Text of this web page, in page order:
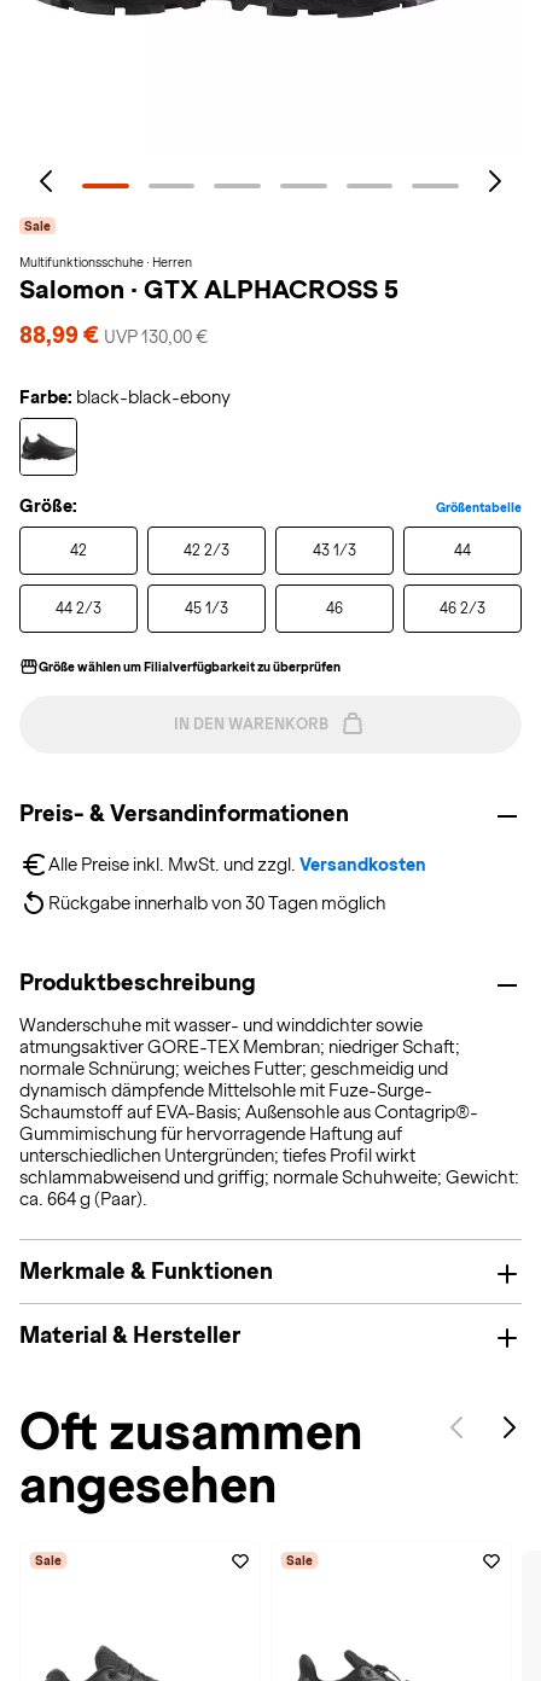
Sale
Multifunktionsschuhe · Herren
Salomon · GTX ALPHACROSS 5
88,99 € UVP 130,00 €
Farbe: black-black-ebony
Größe: Größentabelle
42 42 2/3 43 1/3 44
44 2/3 45 1/3 46 46 2/3
Größe wählen um Filialverfügbarkeit zu überprüfen
IN DEN WARENKORB
Preis- & Versandinformationen
Alle Preise inkl. MwSt. und zzgl. Versandkosten
Rückgabe innerhalb von 30 Tagen möglich
Produktbeschreibung
Wanderschuhe mit wasser- und winddichter sowie
atmungsaktiver GORE-TEX Membran; niedriger Schaft;
normale Schnürung; weiches Futter; geschmeidig und
dynamisch dämpfende Mittelsohle mit Fuze-Surge-
Schaumstoff auf EVA-Basis; Außensohle aus Contagrip®-
Gummimischung für hervorragende Haftung auf
unterschiedlichen Untergründen; tiefes Profil wirkt
schlammabweisend und griffig; normale Schuhweite; Gewicht:
ca. 664 g (Paar).
Merkmale & Funktionen
Material & Hersteller
Oft zusammen
angesehen
Sale Sale